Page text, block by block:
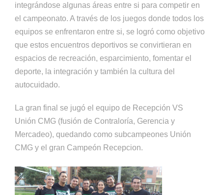
integrándose algunas áreas entre si para competir en
el campeonato. A través de los juegos donde todos los
equipos se enfrentaron entre si, se logró como objetivo
que estos encuentros deportivos se convirtieran en
espacios de recreación, esparcimiento, fomentar el
deporte, la integración y también la cultura del
autocuidado.
La gran final se jugó el equipo de Recepción VS
Unión CMG (fusión de Contraloría, Gerencia y
Mercadeo), quedando como subcampeones Unión
CMG y el gran Campeón Recepcion.